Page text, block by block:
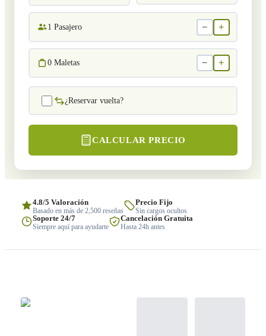
1 Pasajero − +
0 Maletas − +
¿Reservar vuelta?
CALCULAR PRECIO
4.8/5 Valoración
Basado en más de 2,500 reseñas
Precio Fijo
Sin cargos ocultos
Soporte 24/7
Siempre aquí para ayudarte
Cancelación Gratuita
Hasta 24h antes